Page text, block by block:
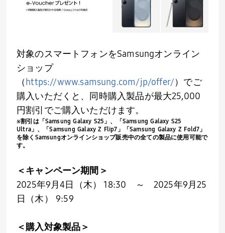
対象のスマートフォンをSamsungオンライン
ショップ
（https://www.samsung.com/jp/offer/）でご
購入いただくと、同時購入製品が最大25,000
円割引でご購入いただけます。
※割引は「Samsung Galaxy S25 」、「Samsung Galaxy S25
Ultra」、「Samsung Galaxy Z Flip7 」「Samsung Galaxy Z Fold7 」
を除く Samsungオンラインショップ販売中の全ての製品に使用可能で
す。
＜キャンペーン期間＞
2025年9月4日（木）18:30 ～ 2025年9月25
日（木）
9:59
＜購入対象製品＞